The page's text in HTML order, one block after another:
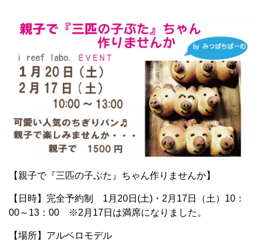
【親子で『三匹の子ぶた』ちゃん作りませんか】
【日時】完全予約制 1月20日(土)・2月17日（土）10：
00～13：00 ※2月17日は満席になりました。
【場所】アルベロモデル